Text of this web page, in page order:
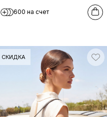
ПОВОРОТНЫМ ЗАМКОМ ОТ BE
NICE600 на счет
СКИДКА